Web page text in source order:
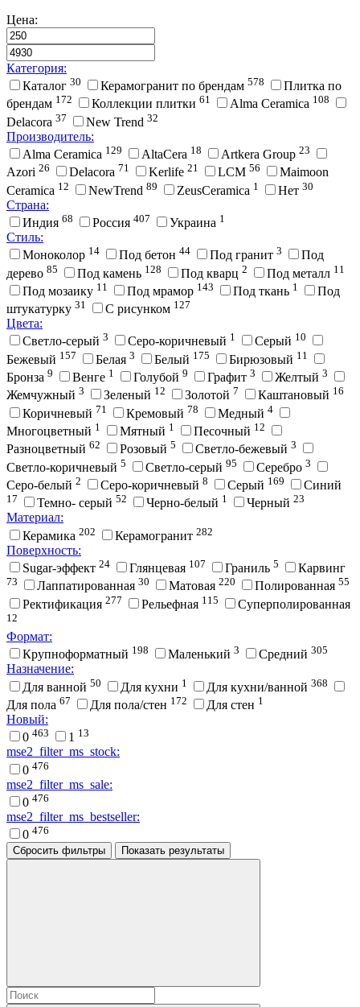
Цена:
Категория:
Каталог 30 Керамогранит по брендам 578
Плитка по
брендам 172 Коллекции плитки 61 Alma Ceramica 108
Delacora 37 New Trend 32
Производитель:
Alma Ceramica 129 AltaCera 18 Artkera Group 23
Azori 26 Delacora 71 Kerlife 21 LCM 56
Maimoon
Ceramica 12 NewTrend 89 ZeusCeramica 1 Нет 30
Страна:
Индия 68 Россия 407 Украина 1
Стиль:
Моноколор 14 Под бетон 44 Под гранит 3
Под
дерево 85 Под камень 128 Под кварц 2 Под металл 11
Под мозаику 11 Под мрамор 143 Под ткань 1
Под
штукатурку 31 С рисунком 127
Цвета:
Cветло-серый 3 Cеро-коричневый 1 Cерый 10
Бежевый 157 Белая 3 Белый 175 Бирюзовый 11
Бронза 9 Венге 1 Голубой 9 Графит 3 Желтый 3
Жемчужный 3 Зеленый 12 Золотой 7 Каштановый 16
Коричневый 71 Кремовый 78 Медный 4
Многоцветный 1 Мятный 1 Песочный 12
Разноцветный 62 Розовый 5 Светло-бежевый 3
Светло-коричневый 5 Светло-серый 95 Серебро 3
Серо-белый 2 Серо-коричневый 8 Серый 169 Синий
17 Темно- серый 52 Черно-белый 1 Черный 23
Материал:
Керамика 202 Керамогранит 282
Поверхность:
Sugar-эффект 24 Глянцевая 107 Граниль 5 Карвинг
73 Лаппатированная 30 Матовая 220 Полированная 55
Ректификация 277 Рельефная 115 Суперполированная
12
Формат:
Крупноформатный 198 Маленький 3 Средний 305
Назначение:
Для ванной 50 Для кухни 1 Для кухни/ванной 368
Для пола 67 Для пола/стен 172 Для стен 1
Новый:
0 463 1 13
mse2_filter_ms_stock:
0 476
mse2_filter_ms_sale:
0 476
mse2_filter_ms_bestseller:
0 476
Сбросить фильтры
Показать результаты